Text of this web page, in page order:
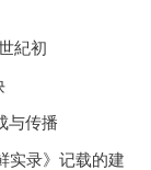
紀初
与传播
实录》记载的建